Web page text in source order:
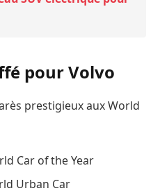
pour Volvo
prestigieux aux World
Car of the Year
Urban Car